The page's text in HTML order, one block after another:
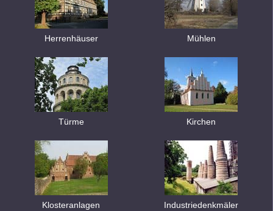
Herrenhäuser Mühlen
Türme Kirchen
Klosteranlagen Industriedenkmäler